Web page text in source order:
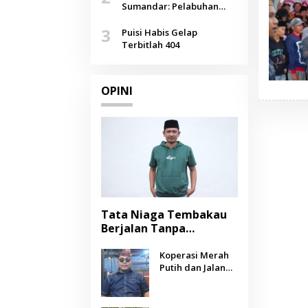
Agustus
Sumandar: Pelabuhan
Selendang Benang Merah
Lombang
3
Puisi Habis Gelap
Terbitlah 404
OPINI
Tata Niaga Tembakau
Berjalan Tanpa
Negara Berpihak
kepada Petani?
Koperasi Merah
Putih dan Jalan